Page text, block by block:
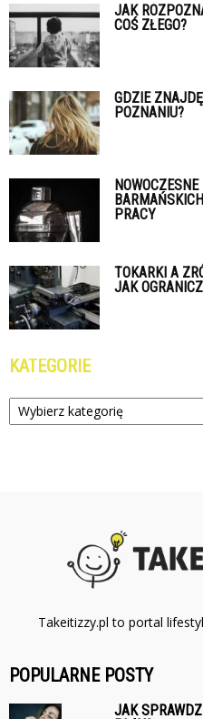
JAK
COŚ ZŁEGO?
GDZIE
POZNANIU?
PRACY
TOKARKI A
JAK
KATEGORIE
Kategorie
Takeitizzy.pl to portal
POPULARNE POSTY
JAK